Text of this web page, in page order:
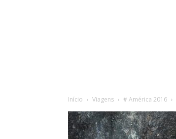
Início Viagens # América 2016